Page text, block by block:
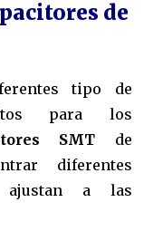
de
tipo de
para los
SMT de
diferentes
ajustan a las